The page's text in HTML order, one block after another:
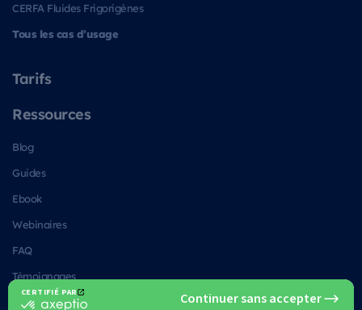
CERFA Fluides Frigorigènes
Tous les cas d’usage
Tarifs
Ressources
Blog
Guides
Ebook
Webinaires
FAQ
Témoignages
Alternatives à Kizeo Forms